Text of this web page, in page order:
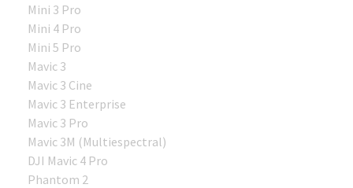
Mini 3 Pro
Mini 4 Pro
Mini 5 Pro
Mavic 3
Mavic 3 Cine
Mavic 3 Enterprise
Mavic 3 Pro
Mavic 3M (Multiespectral)
DJI Mavic 4 Pro
Phantom 2